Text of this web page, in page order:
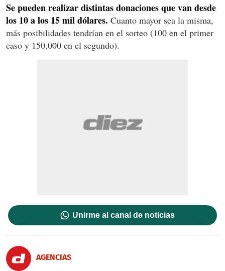
Se pueden realizar distintas donaciones que van desde
los 10 a los 15 mil dólares. Cuanto mayor sea la misma,
más posibilidades tendrían en el sorteo (100 en el primer
caso y 150,000 en el segundo).
Unirme al canal de noticias
AGENCIAS